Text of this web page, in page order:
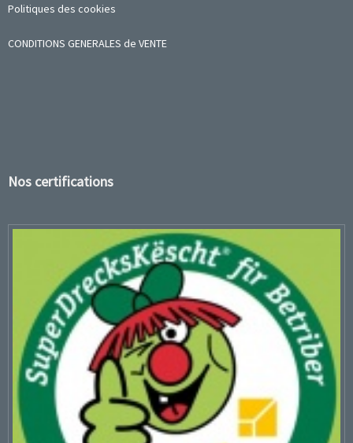
Politiques des cookies
CONDITIONS GENERALES de VENTE
Nos certifications